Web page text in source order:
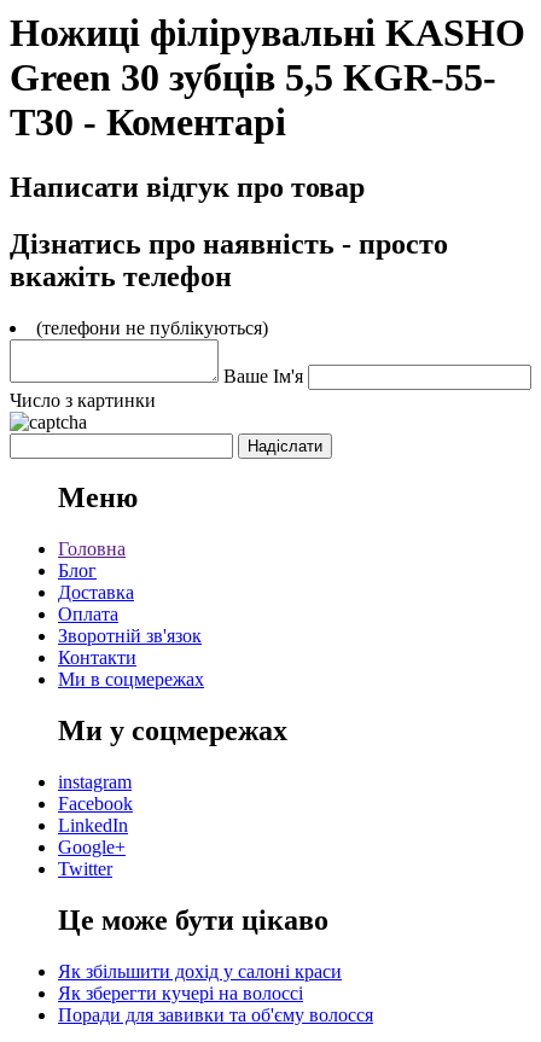
Ножиці філірувальні KASHO
Green 30 зубців 5,5 KGR-55-
T30 - Коментарі
Написати відгук про товар
Дізнатись про наявність - просто
вкажіть телефон
(телефони не публікуються)
Ваше Ім'я
Число з картинки
Меню
Головна
Блог
Доставка
Оплата
Зворотній зв'язок
Контакти
Ми в соцмережах
Ми у соцмережах
instagram
Facebook
LinkedIn
Google+
Twitter
Це може бути цікаво
Як збільшити дохід у салоні краси
Як зберегти кучері на волоссі
Поради для завивки та об'єму волосся